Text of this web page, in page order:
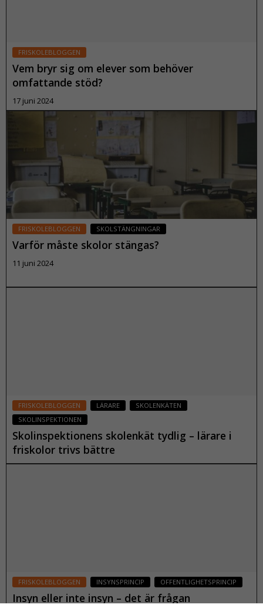
FRISKOLEBLOGGEN
Vem bryr sig om elever som behöver
omfattande stöd?
17 juni 2024
FRISKOLEBLOGGEN SKOLSTÄNGNINGAR
Varför måste skolor stängas?
11 juni 2024
FRISKOLEBLOGGEN LÄRARE
SKOLENKÄTEN
SKOLINSPEKTIONEN
Skolinspektionens skolenkät tydlig – lärare i
friskolor trivs bättre
FRISKOLEBLOGGEN INSYNSPRINCIP OFFENTLIGHETSPRINCIP
Insyn eller inte insyn – det är frågan
Nödvändiga
välja bort. De
S
a
a